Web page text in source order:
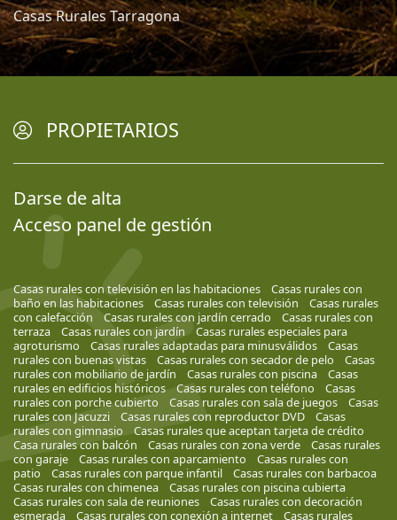
Casas Rurales Tarragona
PROPIETARIOS
Darse de alta
Acceso panel de gestión
Casas rurales con televisión en las habitaciones
Casas rurales con
baño en las habitaciones
Casas rurales con televisión
Casas rurales
con calefacción
Casas rurales con jardín cerrado
Casas rurales con
terraza
Casas rurales con jardín
Casas rurales especiales para
agroturismo
Casas rurales adaptadas para minusválidos
Casas
rurales con buenas vistas
Casas rurales con secador de pelo
Casas
rurales con mobiliario de jardín
Casas rurales con piscina
Casas
rurales en edificios históricos
Casas rurales con teléfono
Casas
rurales con porche cubierto
Casas rurales con sala de juegos
Casas
rurales con Jacuzzi
Casas rurales con reproductor DVD
Casas
rurales con gimnasio
Casas rurales que aceptan tarjeta de crédito
Casa rurales con balcón
Casas rurales con zona verde
Casas rurales
con garaje
Casas rurales con aparcamiento
Casas rurales con
patio
Casas rurales con parque infantil
Casas rurales con barbacoa
Casas rurales con chimenea
Casas rurales con piscina cubierta
Casas rurales con sala de reuniones
Casas rurales con decoración
esmerada
Casas rurales con conexión a internet Casas rurales